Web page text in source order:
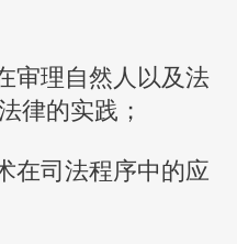
审理自然人以及法
律的实践；
在司法程序中的应